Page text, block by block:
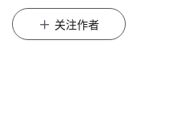
关注作者